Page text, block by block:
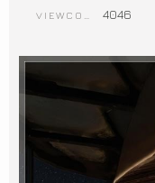
4046